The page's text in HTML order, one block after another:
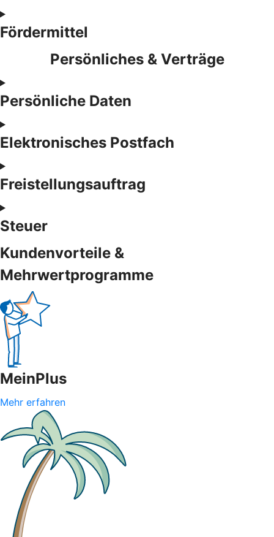
Fördermittel
Persönliches & Verträge
Persönliche Daten
Elektronisches Postfach
Freistellungsauftrag
Steuer
Kundenvorteile &
Mehrwertprogramme
MeinPlus
Mehr erfahren